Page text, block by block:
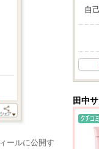
ールに公開す
自
田中